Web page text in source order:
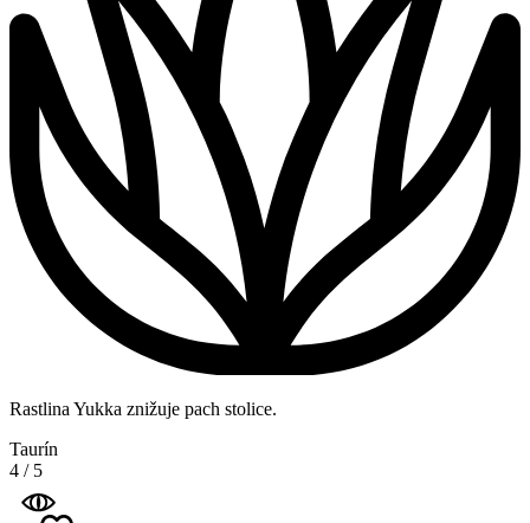
Rastlina Yukka znižuje pach stolice.
Taurín
4 / 5